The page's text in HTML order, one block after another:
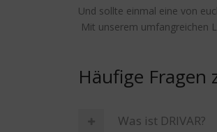
Und sollte einmal eine von
Mit unserem umfangreichen
Häufige
Was ist DRIVAR?